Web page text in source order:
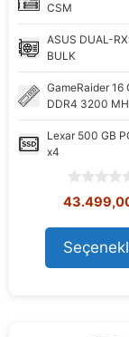
CSM
ASUS DUAL-
BULK
GameRaider 16
DDR4 3200
Lexar 500 GB
x4
0
o
u
t
o
f
Orijinal
45.824,28